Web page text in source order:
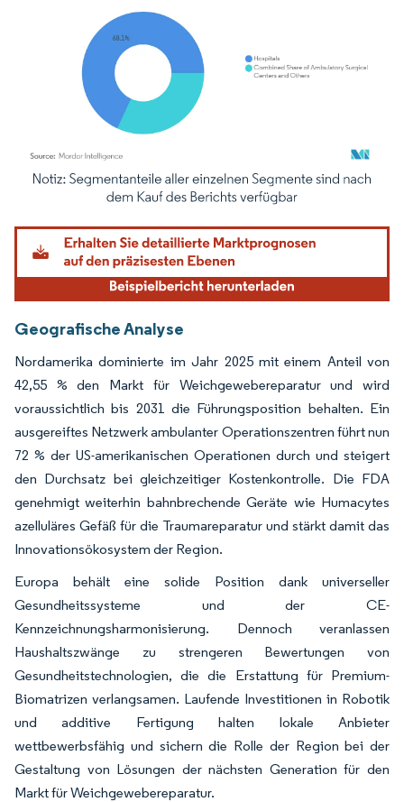
Bild © Mordor Intelligence. Wiederverwendung erfordert Namensnennung
Geografische Analyse
Nordamerika dominierte im Jahr 2025 mit einem Anteil von
42,55 % den Markt für Weichgewebereparatur und wird
voraussichtlich bis 2031 die Führungsposition behalten. Ein
ausgereiftes Netzwerk ambulanter Operationszentren führt nun
72 % der US-amerikanischen Operationen durch und steigert
den Durchsatz bei gleichzeitiger Kostenkontrolle. Die FDA
genehmigt weiterhin bahnbrechende Geräte wie Humacytes
azelluläres Gefäß für die Traumareparatur und stärkt damit das
Innovationsökosystem der Region.
Europa behält eine solide Position dank universeller
Gesundheitssysteme und der CE-
Kennzeichnungsharmonisierung. Dennoch veranlassen
Haushaltszwänge zu strengeren Bewertungen von
Gesundheitstechnologien, die die Erstattung für Premium-
Biomatrizen verlangsamen. Laufende Investitionen in Robotik
und additive Fertigung halten lokale Anbieter
wettbewerbsfähig und sichern die Rolle der Region bei der
Gestaltung von Lösungen der nächsten Generation für den
Markt für Weichgewebereparatur.